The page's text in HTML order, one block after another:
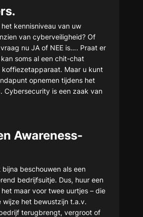
kennisniveau van uw
van cyberveiligheid? Of
nu JA of NEE is…. Praat er
soms al een chit-chat
Maar u kunt
opnemen tijdens het
Cybersecurity is een zaak van
Awareness-
beschouwen als een
bedrijfsuitje. Dus, huur een
maar voor twee uurtjes – die
het bewustzijn t.a.v.
terugbrengt, vergroot of